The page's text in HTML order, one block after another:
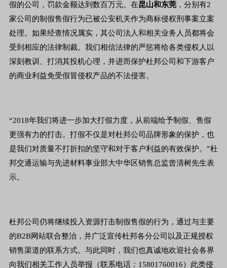
假的公司，罚款金额达到数百万元。在昆山和东莞 ，分别有2
家公司的制假售假行为已被公安机关作为商标侵权刑事案立案
处理。如果经查情况属实，其公司法人和相关业务人员都将会
受到相应的法律制裁。我们相信法律的严惩将给各类侵权人以
深刻教训、打消其投机心理，并进而保护杜邦公司和下游客户
的商业利益免受假冒侵权产品的不法侵害。
“2018年我们将进一步加大打假力度，从前端给予制假、售假
更强有力的打击。打假不仅是对杜邦公司品牌形象的保护，也
是我们对质量不打折扣的坚守和对于客户利益的有效保护。”杜
邦交通运输与先进材料事业部大中华区销售总监曾清树先生表
示。
杜邦公司仍将继续投入资源打击制假售假的行为，通过与主要
的B2B网站联合整治，并广泛宣传杜邦各分公司以及正规授权
销售渠道的联系方式。与此同时，我们也真诚地欢迎社会各界
向我们相关工作人员举报（联系电话：15801760016）此类侵